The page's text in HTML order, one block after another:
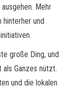
Mehr
hinterher und
große Ding, und
Ganzes nützt.
und die lokalen